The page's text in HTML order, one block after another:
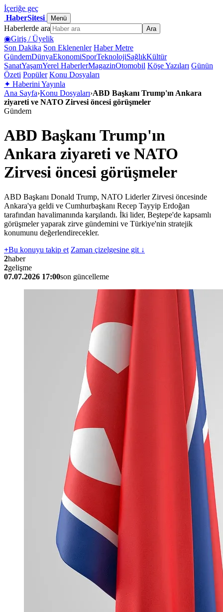
İçeriğe geç
HaberSitesi
Menü
Haberlerde ara Ara
◉Giriş / Üyelik
Son Dakika Son Eklenenler Haber Metre
GündemDünyaEkonomiSporTeknolojiSağlıkKültür
SanatYaşamYerel HaberlerMagazinOtomobil Köşe Yazıları Günün
Özeti Popüler Konu Dosyaları
✦ Haberini Yayınla
Ana Sayfa›Konu Dosyaları›ABD Başkanı Trump'ın Ankara
ziyareti ve NATO Zirvesi öncesi görüşmeler
Gündem
ABD Başkanı Trump'ın
Ankara ziyareti ve NATO
Zirvesi öncesi görüşmeler
ABD Başkanı Donald Trump, NATO Liderler Zirvesi öncesinde
Ankara'ya geldi ve Cumhurbaşkanı Recep Tayyip Erdoğan
tarafından havalimanında karşılandı. İki lider, Beştepe'de kapsamlı
görüşmeler yaparak zirve gündemini ve Türkiye'nin stratejik
konumunu değerlendirecekler.
+Bu konuyu takip et Zaman çizelgesine git ↓
2haber
2gelişme
07.07.2026 17:00son güncelleme